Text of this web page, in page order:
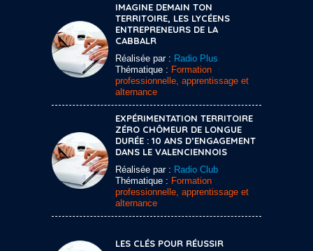
IMAGINE DEMAIN TON
TERRITOIRE, LES LYCÉENS
ENTREPRENEURS DE LA
CABBALR
Réalisée par : Radio Plus
Thématique : Formation
professionnelle, apprentissage et
alternance
EXPÉRIMENTATION TERRITOIRE
ZÉRO CHÔMEUR DE LONGUE
DURÉE : 10 ANS D’ENGAGEMENT
DANS LE VALENCIENNOIS
Réalisée par : Radio Club
Thématique : Formation
professionnelle, apprentissage et
alternance
LES CLÉS POUR RÉUSSIR